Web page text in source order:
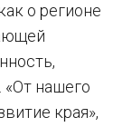
о регионе
«От нашего
края»,